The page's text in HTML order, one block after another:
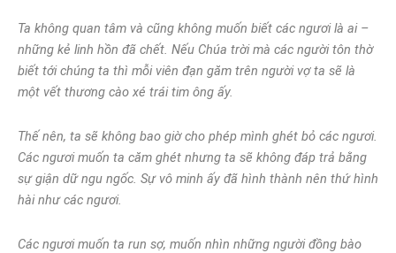
Ta không quan tâm và cũng không muốn biết các ngươi là ai –
những kẻ linh hồn đã chết. Nếu Chúa trời mà các người tôn thờ
biết tới chúng ta thì mỗi viên đạn găm trên người vợ ta sẽ là
một vết thương cào xé trái tim ông ấy.
Thế nên, ta sẽ không bao giờ cho phép mình ghét bỏ các ngươi.
Các ngươi muốn ta căm ghét nhưng ta sẽ không đáp trả bằng
sự giận dữ ngu ngốc. Sự vô minh ấy đã hình thành nên thứ hình
hài như các ngươi.
Các ngươi muốn ta run sợ, muốn nhìn những người đồng bào